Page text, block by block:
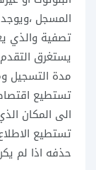
المسجل
تصفية والذي
يستغرق
مدة التسجيل
تستطيع
الى المكان
تستطيع
حذفه اذا لم